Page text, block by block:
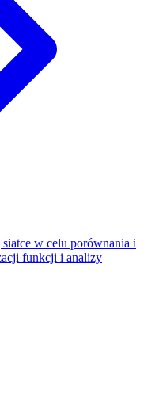
w celu porównania i
funkcji i analizy